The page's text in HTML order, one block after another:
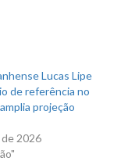
Lucas Lipe
de referência no
projeção
2026